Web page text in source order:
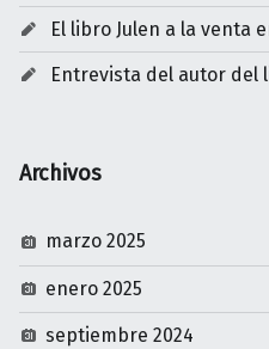
El libro Julen a la venta
Entrevista del autor del
Archivos
marzo 2025
enero 2025
septiembre 2024